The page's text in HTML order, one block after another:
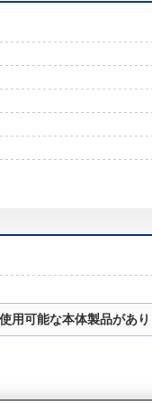
用可能な本体製品があり